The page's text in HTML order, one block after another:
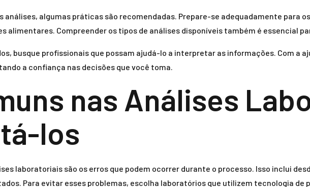
análises, algumas práticas são recomendadas. Prepare-se adequadamente para
alimentares. Compreender os tipos de análises disponíveis também é essencial
busque profissionais que possam ajudá-lo a interpretar as informações. Com a
a confiança nas decisões que você toma.
nas Análises
los
laboratoriais são os erros que podem ocorrer durante o processo. Isso inclui
Para evitar esses problemas, escolha laboratórios que utilizem tecnologia de